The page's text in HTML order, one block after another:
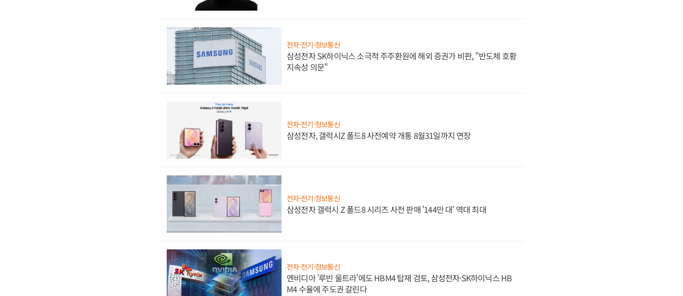
전자·전기·정보통신
삼성전자 SK하이닉스 소극적 주주환원에 해외 증권가 비판, "반도체 호황
지속성 의문"
전자·전기·정보통신
삼성전자, 갤럭시Z 폴드8 사전예약 개통 8월31일까지 연장
전자·전기·정보통신
삼성전자 갤럭시 Z 폴드8 시리즈 사전 판매 '144만 대' 역대 최대
전자·전기·정보통신
엔비디아 '루빈 울트라'에도 HBM4 탑재 검토, 삼성전자·SK하이닉스 HB
M4 수율에 주도권 갈린다